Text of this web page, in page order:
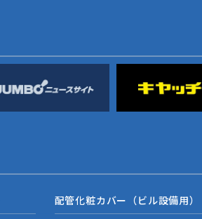
配管化粧カバー（ビル設備用）